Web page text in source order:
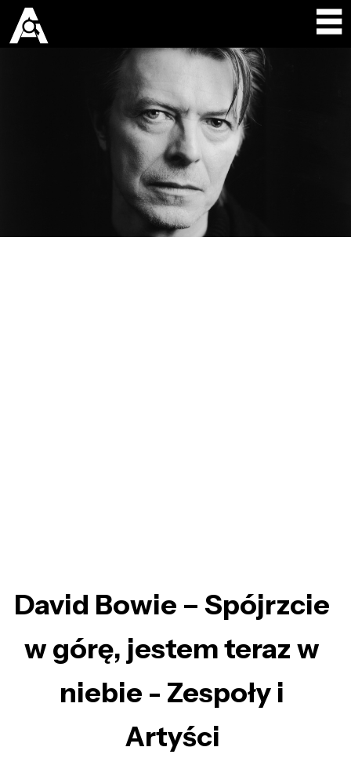
David Bowie – Spójrzcie
w górę, jestem teraz w
niebie - Zespoły i
Artyści